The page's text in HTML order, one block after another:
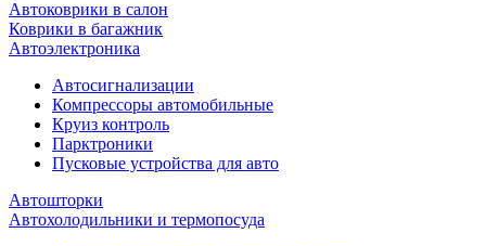
Автоковрики в салон
Коврики в багажник
Автоэлектроника
Автосигнализации
Компрессоры автомобильные
Круиз контроль
Парктроники
Пусковые устройства для авто
Автошторки
Автохолодильники и термопосуда